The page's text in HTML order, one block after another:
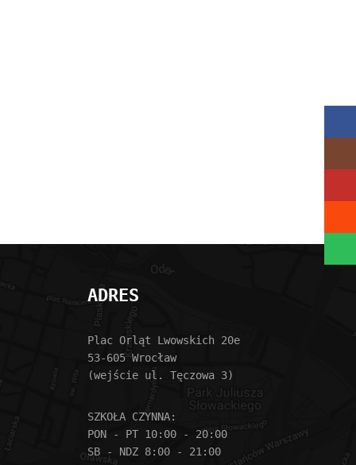
ADRES
Plac Orląt Lwowskich 20e
53-605 Wrocław
(wejście ul. Tęczowa 3)
SZKOŁA CZYNNA:
PON - PT 10:00 - 20:00
SB - NDZ 8:00 - 21:00